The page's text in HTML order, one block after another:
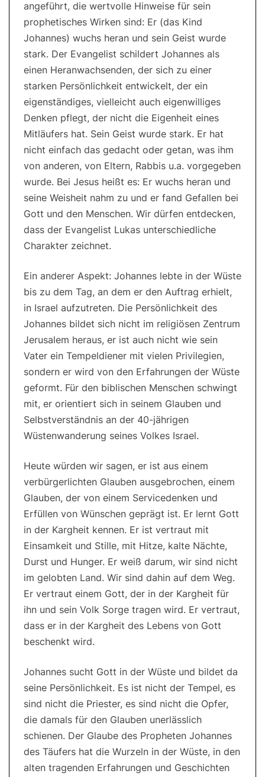
angeführt, die wertvolle Hinweise für sein
prophetisches Wirken sind: Er (das Kind
Johannes) wuchs heran und sein Geist wurde
stark. Der Evangelist schildert Johannes als
einen Heranwachsenden, der sich zu einer
starken Persönlichkeit entwickelt, der ein
eigenständiges, vielleicht auch eigenwilliges
Denken pflegt, der nicht die Eigenheit eines
Mitläufers hat. Sein Geist wurde stark. Er hat
nicht einfach das gedacht oder getan, was ihm
von anderen, von Eltern, Rabbis u.a. vorgegeben
wurde. Bei Jesus heißt es: Er wuchs heran und
seine Weisheit nahm zu und er fand Gefallen bei
Gott und den Menschen. Wir dürfen entdecken,
dass der Evangelist Lukas unterschiedliche
Charakter zeichnet.
Ein anderer Aspekt: Johannes lebte in der Wüste
bis zu dem Tag, an dem er den Auftrag erhielt,
in Israel aufzutreten. Die Persönlichkeit des
Johannes bildet sich nicht im religiösen Zentrum
Jerusalem heraus, er ist auch nicht wie sein
Vater ein Tempeldiener mit vielen Privilegien,
sondern er wird von den Erfahrungen der Wüste
geformt. Für den biblischen Menschen schwingt
mit, er orientiert sich in seinem Glauben und
Selbstverständnis an der 40-jährigen
Wüstenwanderung seines Volkes Israel.
Heute würden wir sagen, er ist aus einem
verbürgerlichten Glauben ausgebrochen, einem
Glauben, der von einem Servicedenken und
Erfüllen von Wünschen geprägt ist. Er lernt Gott
in der Kargheit kennen. Er ist vertraut mit
Einsamkeit und Stille, mit Hitze, kalte Nächte,
Durst und Hunger. Er weiß darum, wir sind nicht
im gelobten Land. Wir sind dahin auf dem Weg.
Er vertraut einem Gott, der in der Kargheit für
ihn und sein Volk Sorge tragen wird. Er vertraut,
dass er in der Kargheit des Lebens von Gott
beschenkt wird.
Johannes sucht Gott in der Wüste und bildet da
seine Persönlichkeit. Es ist nicht der Tempel, es
sind nicht die Priester, es sind nicht die Opfer,
die damals für den Glauben unerlässlich
schienen. Der Glaube des Propheten Johannes
des Täufers hat die Wurzeln in der Wüste, in den
alten tragenden Erfahrungen und Geschichten